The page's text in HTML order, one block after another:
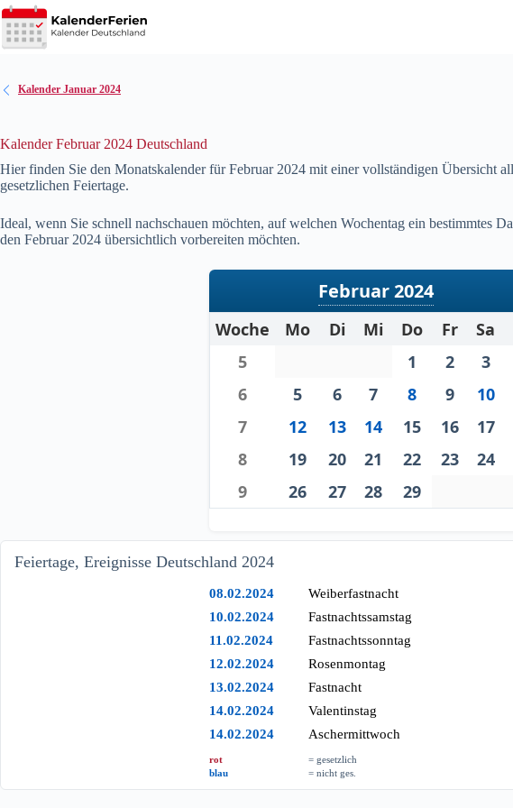
Zum
Inhalt
springen
Kalender Januar 2024
Kalender Februar 2024 Deutschland
Hier finden Sie den Monatskalender für Februar 2024 mit einer vollständigen Übersicht
gesetzlichen Feiertage.
Ideal, wenn Sie schnell nachschauen möchten, auf welchen Wochentag ein bestimmtes
den Februar 2024 übersichtlich vorbereiten möchten.
Februar 2024
Woche Mo Di Mi Do Fr Sa
5
1 2 3
6
5 6 7 8 9 10
7
12 13 14 15 16 17
8
19 20 21 22 23 24
9
26 27 28 29
Feiertage, Ereignisse Deutschland 2024
08.02.2024
Weiberfastnacht
10.02.2024
Fastnachtssamstag
11.02.2024
Fastnachtssonntag
12.02.2024
Rosenmontag
13.02.2024
Fastnacht
14.02.2024
Valentinstag
14.02.2024
Aschermittwoch
rot
= gesetzlich
blau
= nicht ges.